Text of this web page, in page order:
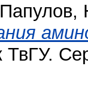
Папулов,
ТвГУ.